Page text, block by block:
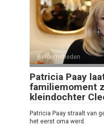
Beroemdheden
Patricia Paay
familiemoment
kleindochter
Patricia Paay straalt van
het eerst oma werd.